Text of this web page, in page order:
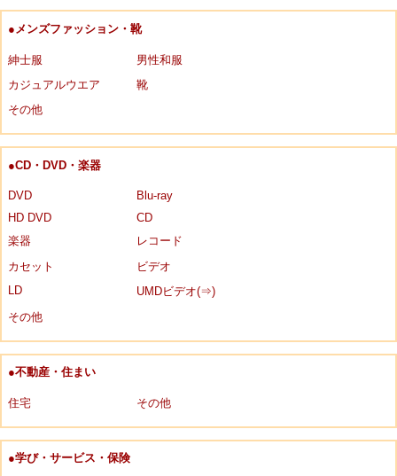
●メンズファッション・靴
紳士服
男性和服
カジュアルウエア
靴
その他
●CD・DVD・楽器
DVD
Blu-ray
HD DVD
CD
楽器
レコード
カセット
ビデオ
LD
UMDビデオ(⇒)
その他
●不動産・住まい
住宅 その他
●学び・サービス・保険